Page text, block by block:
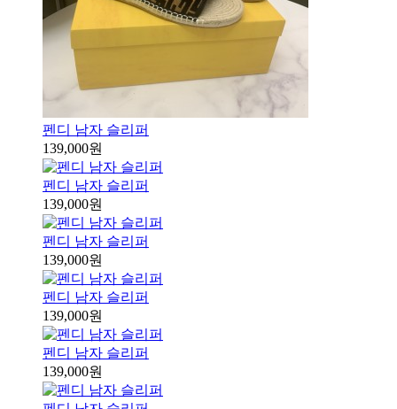
펜디 남자 슬리퍼
139,000원
펜디 남자 슬리퍼
139,000원
펜디 남자 슬리퍼
139,000원
펜디 남자 슬리퍼
139,000원
펜디 남자 슬리퍼
139,000원